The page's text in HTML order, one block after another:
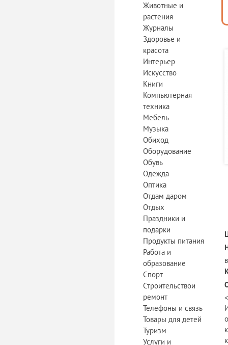
Животные и
растения
Журналы
Здоровье и
красота
Интерьер
Искусство
Книги
Компьютерная
техника
Мебель
Музыка
Обиход
Оборудование
Обувь
Одежда
Оптика
Отдам даром
Отдых
Праздники и
подарки
Продукты питания
Работа и
образование
Спорт
Строительствои
ремонт
Телефоны и связь
Товары для детей
Туризм
Услуги и